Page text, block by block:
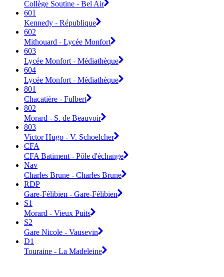
Collège Soutine - Bel Air
601
Kennedy - République
602
Mithouard - Lycée Monfort
603
Lycée Monfort - Médiathèque
604
Lycée Monfort - Médiathèque
801
Chacatière - Fulbert
802
Morard - S. de Beauvoir
803
Victor Hugo - V. Schoelcher
CFA
CFA Batiment - Pôle d'échange
Nav
Charles Brune - Charles Brune
RDP
Gare-Félibien - Gare-Félibien
S1
Morard - Vieux Puits
S2
Gare Nicole - Vausevin
D1
Touraine - La Madeleine